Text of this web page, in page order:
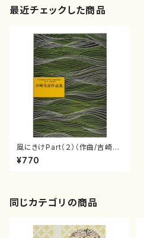
最近チェックした商品
風にきけPart（２）（作曲/吉崎克
彦/楽譜）
¥770
同じカテゴリの商品